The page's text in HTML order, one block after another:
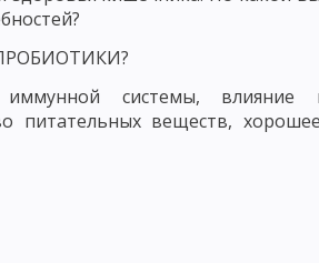
системы, влияние
питательных веществ,